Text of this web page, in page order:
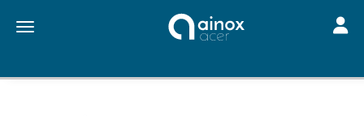
Toggle navigation